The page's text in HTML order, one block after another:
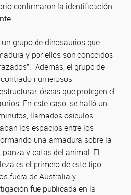
confirmaron la identificación
grupo de dinosaurios que
y por ellos son conocidos
Además, el grupo de
numerosos
óseas que protegen el
En este caso, se halló un
llamados osículos
los espacios entre los
una armadura sobre la
panza y patas del animal. El
es el primero de este tipo
fuera de Australia y
fue publicada en la